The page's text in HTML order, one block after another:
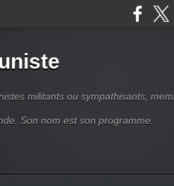
militants ou sympathisants,
Son nom est son programme.